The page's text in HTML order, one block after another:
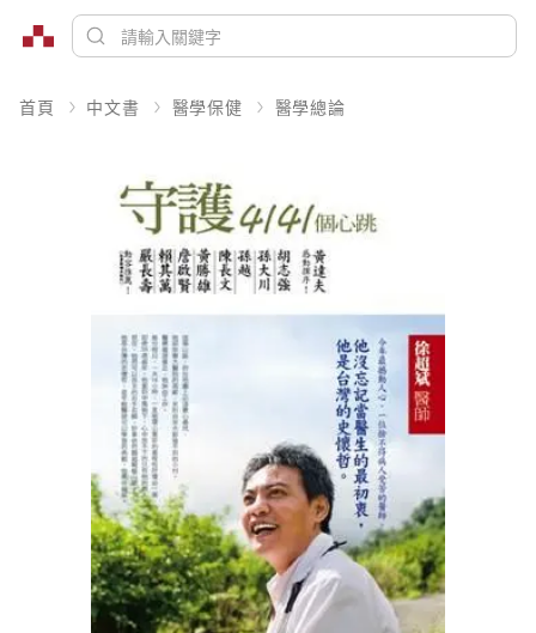
首頁 中文書 醫學保健 醫學總論